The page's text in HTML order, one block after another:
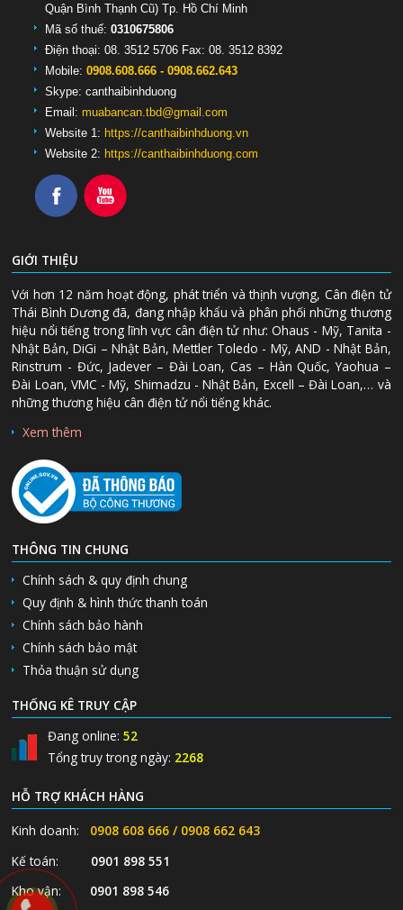
Quận Bình Thạnh Cũ) Tp. Hồ Chí Minh
Mã số thuế:0310675806
Điện thoại: 08. 3512 5706 Fax: 08. 3512 8392
Mobile: 0908.608.666 - 0908.662.643
Skype:canthaibinhduong
Email:muabancan.tbd@gmail.com
Website 1: https://canthaibinhduong.vn
Website 2: https://canthaibinhduong.com
GIỚI THIỆU
Với hơn 12 năm hoạt động, phát triển và thịnh vượng, Cân điện tử
Thái Bình Dương đã, đang nhập khẩu và phân phối những thương
hiệu nổi tiếng trong lĩnh vực cân điện tử như: Ohaus - Mỹ, Tanita -
Nhật Bản, DiGi – Nhật Bản, Mettler Toledo - Mỹ, AND - Nhật Bản,
Rinstrum - Đức, Jadever – Đài Loan, Cas – Hàn Quốc, Yaohua –
Đài Loan, VMC - Mỹ, Shimadzu - Nhật Bản, Excell – Đài Loan,… và
những thương hiệu cân điện tử nổi tiếng khác.
Xem thêm
THÔNG TIN CHUNG
Chính sách & quy định chung
Quy định & hình thức thanh toán
Chính sách bảo hành
Chính sách bảo mật
Thỏa thuận sử dụng
THỐNG KÊ TRUY CẬP
Đang online:52
Tổng truy trong ngày: 2268
HỖ TRỢ KHÁCH HÀNG
Kinh doanh:
0908 608 666 / 0908 662 643
Kế toán: 0901 898 551
Kho vận: 0901 898 546